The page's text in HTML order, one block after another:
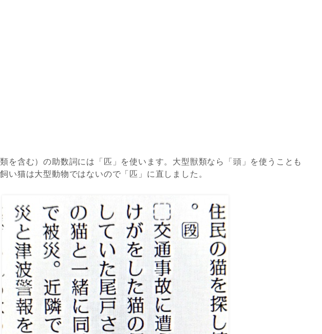
を含む）の助数詞には 「匹」を使います。 大型獣類なら「頭」を使うことも
い猫は大型動物ではないので 「匹」に直しました。